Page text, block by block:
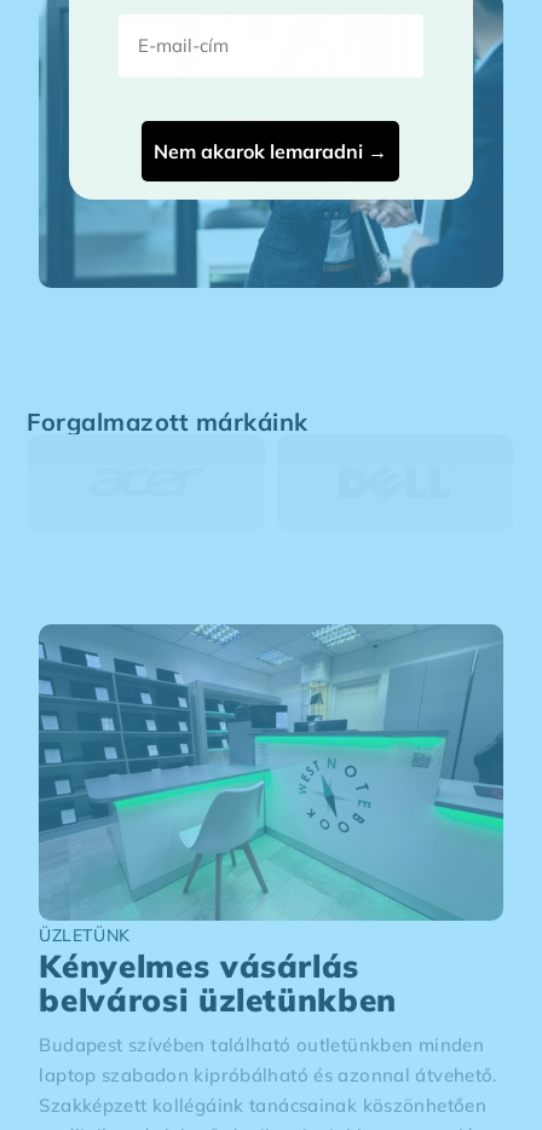
Forgalmazott márkáink
ÜZLETÜNK
Kényelmes vásárlás
belvárosi üzletünkben
Budapest szívében található outletünkben minden
laptop szabadon kipróbálható és azonnal átvehető.
Szakképzett kollégáink tanácsainak köszönhetően
Nem akarok lemaradni →